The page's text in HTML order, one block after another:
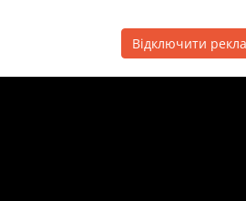
Відключити